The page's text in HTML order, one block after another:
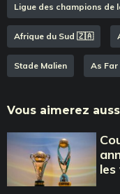
Ligue des champions de
Afrique du Sud 🇿🇦
Stade Malien As Far
Vous aimerez
les